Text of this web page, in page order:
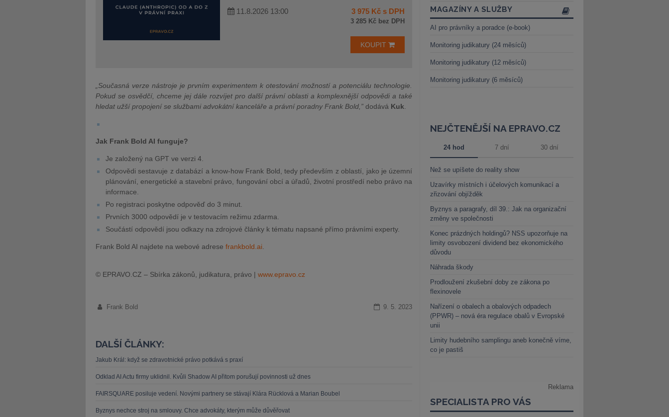
11.8.2026 13:00 3 975 Kč s DPH
3 285 Kč bez DPH
KOUPIT
„Současná verze nástroje je prvním experimentem k otestování možností a potenciálu technologie.
Pokud se osvědčí, chceme jej dále rozvíjet pro další právní oblasti a komplexnější odpovědi a také
hledat užší propojení se službami advokátní kanceláře a právní poradny Frank Bold,” dodává Kuk
Jak Frank Bold AI funguje?
Je založený na GPT ve verzi 4.
Odpovědi sestavuje z databází a know-how Frank Bold, tedy především z oblastí, jako je územní
plánování, energetické a stavební právo, fungování obcí a úřadů, životní prostředí nebo právo na
informace.
Po registraci poskytne odpověď do 3 minut.
Prvních 3000 odpovědí je v testovacím režimu zdarma.
Součástí odpovědí jsou odkazy na zdrojové články k tématu napsané přímo právními experty.
Frank Bold AI najdete na webové adrese frankbold.ai
© EPRAVO.CZ – Sbírka zákonů, judikatura, právo | www.epravo.cz
Frank Bold 9. 5. 2023
DALŠÍ ČLÁNKY:
Jakub Král: když se zdravotnické právo potkává s praxí
Odklad AI Actu firmy uklidnil. Kvůli Shadow AI přitom porušují povinnosti už dnes
FAIRSQUARE posiluje vedení. Novými partnery se stávají Klára Rücklová a Marian Boubel
Byznys nechce stroj na smlouvy. Chce advokáty, kterým může důvěřovat
MAGAZÍNY A SLUŽBY
AI pro právníky a poradce (e-book)
Monitoring judikatury (24 měsíců)
Monitoring judikatury (12 měsíců)
Monitoring judikatury (6 měsíců)
NEJČTENĚJŠÍ NA EPRAVO.CZ
24 hod 7 dní 30 dní
Než se upíšete do reality show
Uzavírky místních i účelových komunikací a
zřizování objížděk
Byznys a paragrafy, díl 39.: Jak na organizační
změny ve společnosti
Konec prázdných holdingů? NSS upozorňuje na
limity osvobození dividend bez ekonomického
důvodu
Náhrada škody
Prodloužení zkušební doby ze zákona po
flexinovele
Nařízení o obalech a obalových odpadech
(PPWR) – nová éra regulace obalů v Evropské
unii
Limity hudebního samplingu aneb konečně víme,
co je pastiš